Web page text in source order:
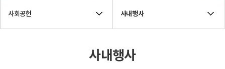
사회공헌 사내행사
사내행사